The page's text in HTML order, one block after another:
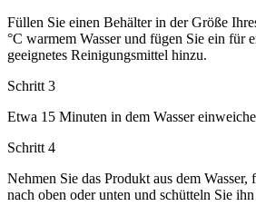
Füllen Sie einen Behälter in der Größe
°C warmem Wasser und fügen Sie ein für
geeignetes Reinigungsmittel hinzu.
Schritt 3
Etwa 15 Minuten in dem Wasser
Schritt 4
Nehmen Sie das Produkt aus dem
nach oben oder unten und schütteln Sie